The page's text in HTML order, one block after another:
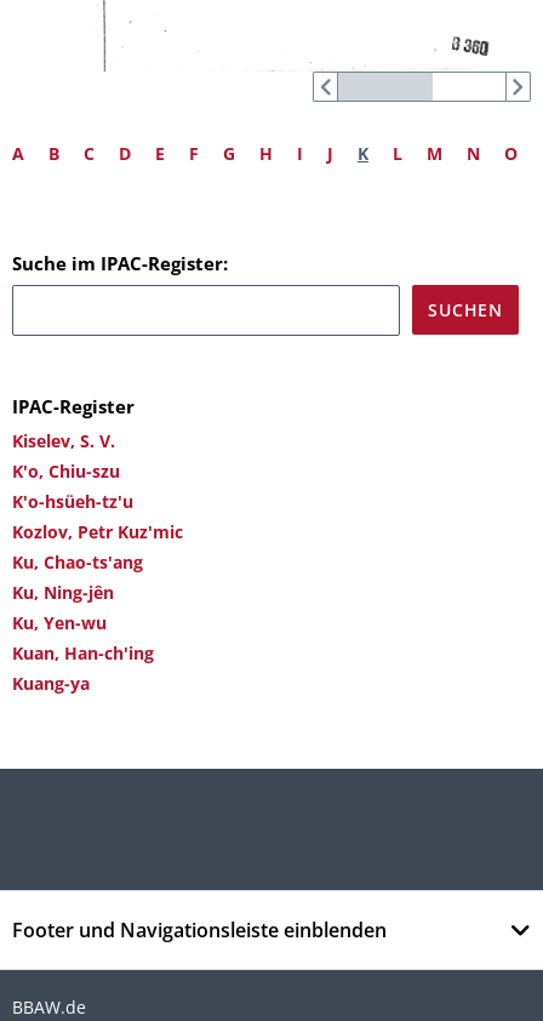
A B C D E F G H I J K L M N O
Suche im IPAC-Register:
IPAC-Register
Kiselev, S. V.
K'o, Chiu-szu
K'o-hsüeh-tz'u
Kozlov, Petr Kuz'mic
Ku, Chao-ts'ang
Ku, Ning-jên
Ku, Yen-wu
Kuan, Han-ch'ing
Kuang-ya
Footer und Navigationsleiste einblenden
BBAW.de